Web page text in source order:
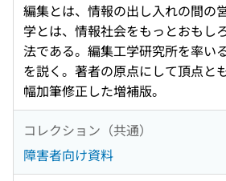
編集とは、情報の出し入れの間の
学とは、情報社会をもっとおもし
法である。編集工学研究所を率い
を説く。著者の原点にして頂点と
幅加筆修正した増補版。
コレクション（共通）
障害者向け資料